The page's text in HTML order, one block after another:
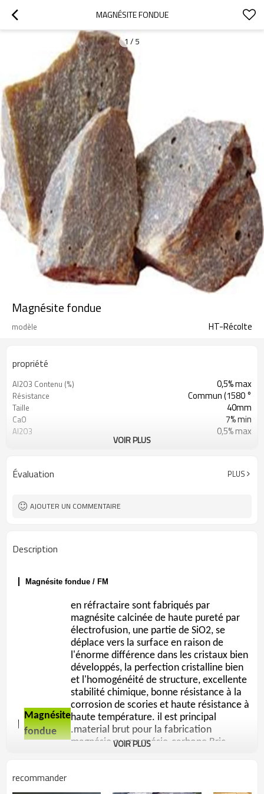
MAGNÉSITE FONDUE
1 / 5
Magnésite fondue
modèle HT-Récolte
propriété
Al2O3 Contenu (%) 0,5% max
Résistance Commun (1580 °
Taille 40mm
CaO 7% min
Al2O3 0,5% max
Fe2O3
VOIR PLUS
Évaluation PLUS
AJOUTER UN COMMENTAIRE
Description
Magnésite fondue / FM
Magnésite
fondue
en réfractaire sont fabriqués par
magnésite calcinée de haute pureté par
électrofusion, une partie de SiO2, se
déplace vers la surface en raison de
l'énorme différence dans les cristaux bien
développés, la perfection cristalline bien
et l'homogénéité de structure, excellente
stabilité chimique, bonne résistance à la
corrosion de scories et haute résistance à
haute température. il est principal
.material brut pour la fabrication
magnésie ou magnésie-carbone Bric
VOIR PLUS
recommander